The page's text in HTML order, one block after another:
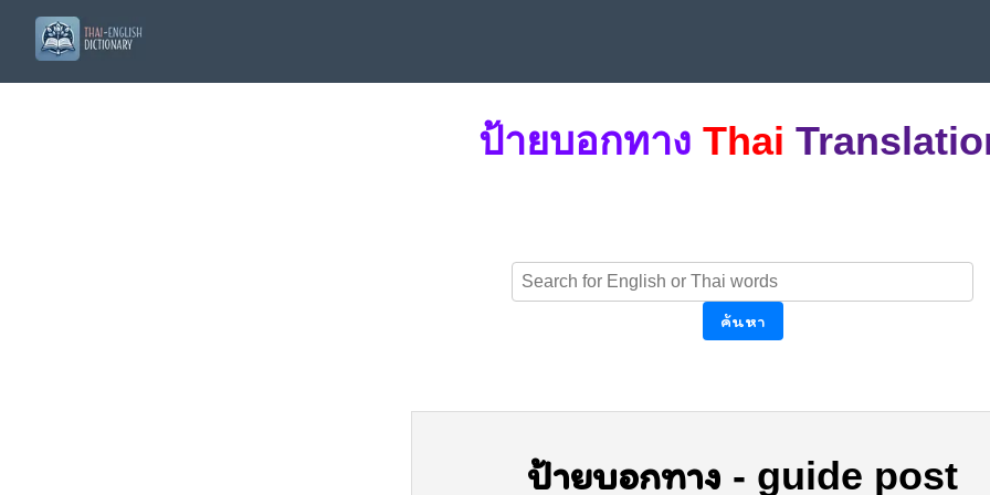
ป้ายบอกทาง Thai
ค้นหา
ป้ายบอกทาง - guide post